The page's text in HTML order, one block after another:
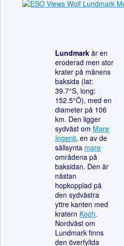
Lundmark är en
eroderad men stor
krater på månens
baksida (lat:
39.7°S, long:
152.5°Ö), med en
diameter på 106
km. Den ligger
sydväst om Mare
Ingenii, en av de
sällsynta mare
områdena på
baksidan. Den är
nästan
hopkopplad på
den sydvästra
yttre kanten med
kratern Koch.
Nordväst om
Lundmark finns
den överfyllda